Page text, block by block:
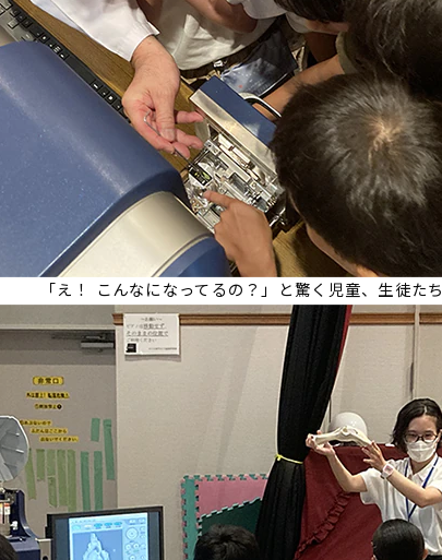
「え！ こんなになってるの？」と驚く児童、生徒たち